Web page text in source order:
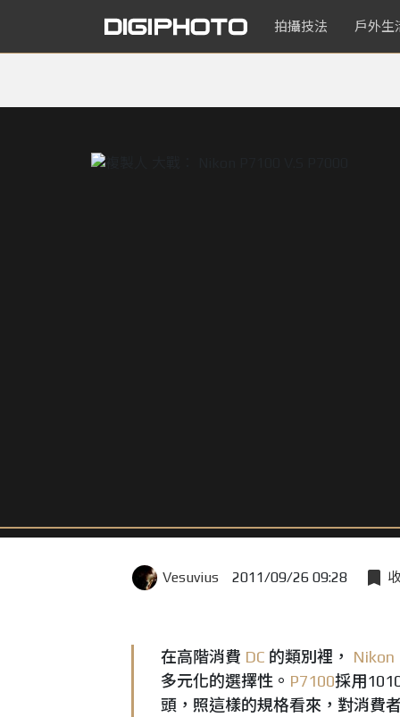
拍攝技法 戶外生
Vesuvius 2011/09/26 09:28
在高階消費 DC 的類別裡， Nikon
多元化的選擇性。 P7100採用
頭，照這樣的規格看來，對消費